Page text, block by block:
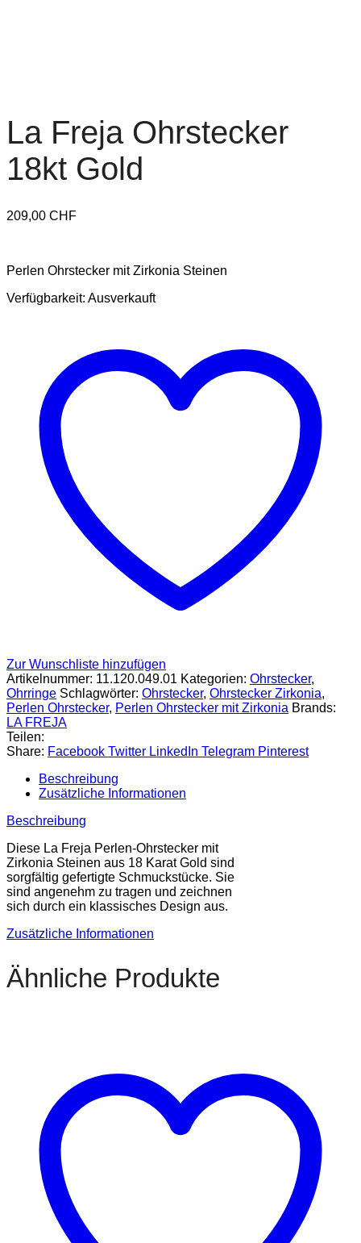
La Freja Ohrstecker
18kt Gold
209,00 CHF
Perlen Ohrstecker mit Zirkonia Steinen
Verfügbarkeit: Ausverkauft
Zur Wunschliste hinzufügen
Artikelnummer: 11.120.049.01 Kategorien: Ohrstecker,
Ohrringe Schlagwörter: Ohrstecker, Ohrstecker Zirkonia,
Perlen Ohrstecker, Perlen Ohrstecker mit Zirkonia Brands:
LA FREJA
Teilen:
Share: Facebook Twitter LinkedIn Telegram Pinterest
Beschreibung
Zusätzliche Informationen
Beschreibung
Diese La Freja Perlen-Ohrstecker mit
Zirkonia Steinen aus 18 Karat Gold sind
sorgfältig gefertigte Schmuckstücke. Sie
sind angenehm zu tragen und zeichnen
sich durch ein klassisches Design aus.
Zusätzliche Informationen
Ähnliche Produkte